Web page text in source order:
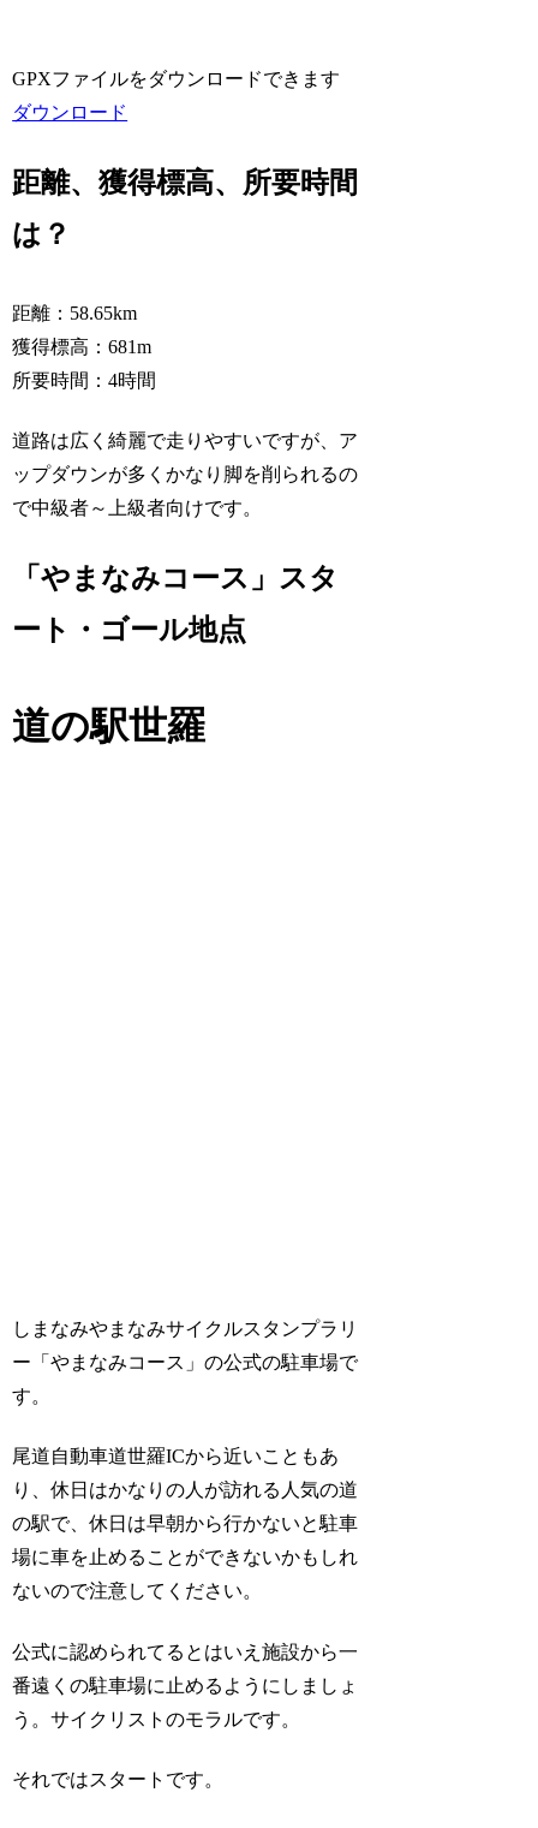
GPXファイルをダウンロードできます
ダウンロード
距離、獲得標高、所要時間
は？
距離：58.65km
獲得標高：681m
所要時間：4時間
道路は広く綺麗で走りやすいですが、ア
ップダウンが多くかなり脚を削られるの
で中級者～上級者向けです。
「やまなみコース」スタ
ート・ゴール地点
道の駅世羅
しまなみやまなみサイクルスタンプラリ
ー「やまなみコース」の公式の駐車場で
す。
尾道自動車道世羅ICから近いこともあ
り、休日はかなりの人が訪れる人気の道
の駅で、休日は早朝から行かないと駐車
場に車を止めることができないかもしれ
ないので注意してください。
公式に認められてるとはいえ施設から一
番遠くの駐車場に止めるようにしましょ
う。サイクリストのモラルです。
それではスタートです。